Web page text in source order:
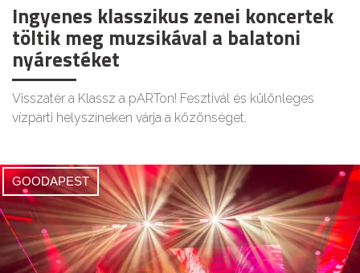
Ingyenes klasszikus zenei koncertek
töltik meg muzsikával a balatoni
nyárestéket
Visszatér a Klassz a pARTon! Fesztivál és különleges
vízparti helyszíneken várja a közönséget.
GOODAPEST